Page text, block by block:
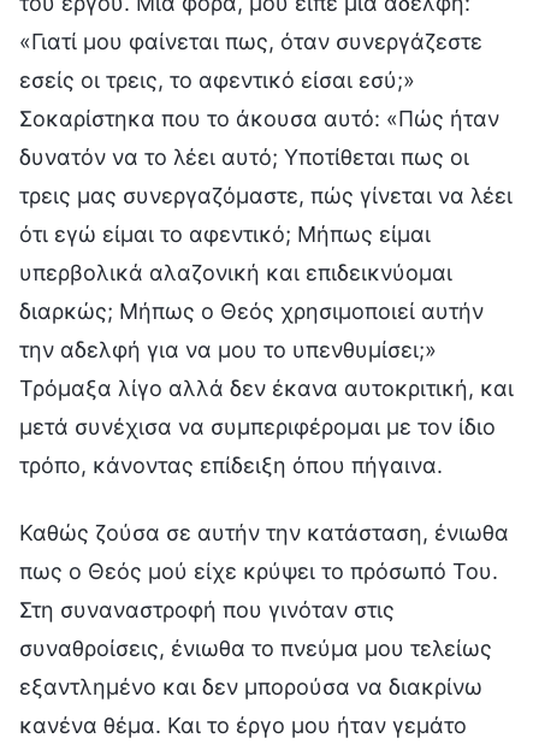
«Γιατί μου φαίνεται πως, όταν συνεργάζεστε
εσείς οι τρεις, το αφεντικό είσαι εσύ;»
Σοκαρίστηκα που το άκουσα αυτό: «Πώς ήταν
δυνατόν να το λέει αυτό; Υποτίθεται πως οι
τρεις μας συνεργαζόμαστε, πώς γίνεται να λέει
ότι εγώ είμαι το αφεντικό; Μήπως είμαι
υπερβολικά αλαζονική και επιδεικνύομαι
διαρκώς; Μήπως ο Θεός χρησιμοποιεί αυτήν
την αδελφή για να μου το υπενθυμίσει;»
Τρόμαξα λίγο αλλά δεν έκανα αυτοκριτική, και
μετά συνέχισα να συμπεριφέρομαι με τον ίδιο
τρόπο, κάνοντας επίδειξη όπου πήγαινα.
Καθώς ζούσα σε αυτήν την κατάσταση, ένιωθα
πως ο Θεός μού είχε κρύψει το πρόσωπό Του.
Στη συναναστροφή που γινόταν στις
συναθροίσεις, ένιωθα το πνεύμα μου τελείως
εξαντλημένο και δεν μπορούσα να διακρίνω
κανένα θέμα. Και το έργο μου ήταν γεμάτο